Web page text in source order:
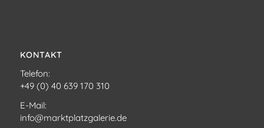
KONTAKT
Telefon:
+49 (0) 40 639 170 310
E-Mail:
info@marktplatzgalerie.de